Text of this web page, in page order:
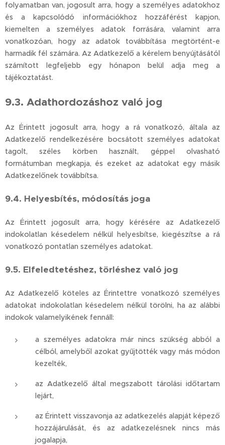
folyamatban van, jogosult arra, hogy a személyes adatokhoz
és a kapcsolódó információkhoz hozzáférést kapjon,
kiemelten a személyes adatok forrására, valamint arra
vonatkozóan, hogy az adatok továbbítása megtörtént-e
harmadik fél számára. Az Adatkezelő a kérelem benyújtásától
számított legfeljebb egy hónapon belül adja meg a
tájékoztatást.
9.3. Adathordozáshoz való jog
Az Érintett jogosult arra, hogy a rá vonatkozó, általa az
Adatkezelő rendelkezésére bocsátott személyes adatokat
tagolt, széles körben használt, géppel olvasható
formátumban megkapja, és ezeket az adatokat egy másik
Adatkezelőnek továbbítsa.
9.4. Helyesbítés, módosítás joga
Az Érintett jogosult arra, hogy kérésére az Adatkezelő
indokolatlan késedelem nélkül helyesbítse, kiegészítse a rá
vonatkozó pontatlan személyes adatokat.
9.5. Elfeledtetéshez, törléshez való jog
Az Adatkezelő köteles az Érintettre vonatkozó személyes
adatokat indokolatlan késedelem nélkül törölni, ha az alábbi
indokok valamelyikének fennáll:
a személyes adatokra már nincs szükség abból a
célból, amelyből azokat gyűjtötték vagy más módon
kezelték,
az Adatkezelő által megszabott tárolási időtartam
lejárt,
az Érintett visszavonja az adatkezelés alapját képező
hozzájárulását, és az adatkezelésnek nincs más
jogalapja,